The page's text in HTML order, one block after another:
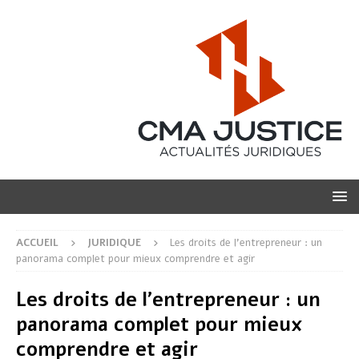
ACCUEIL JURIDIQUE
Les droits de l’entrepreneur : un
panorama complet pour mieux comprendre et agir
Les droits de l’entrepreneur : un
panorama complet pour mieux
comprendre et agir